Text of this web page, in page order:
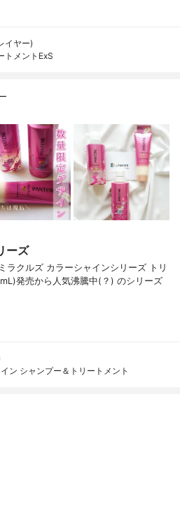
イヤー)
トメントExS
ーズ
ラクルズ カラーシャインシリーズ トリ
発売から人気沸騰中(？) のシリーズ
ン シャンプー＆トリートメント